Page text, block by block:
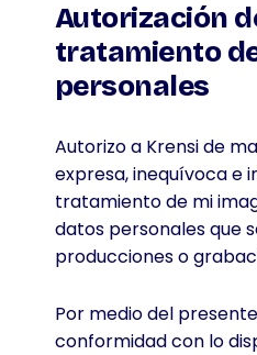
Autorización
tratamiento
personales
Autorizo a Krensi de
expresa, inequívoca e
tratamiento de mi
datos personales que
producciones o
Por medio del
conformidad con lo